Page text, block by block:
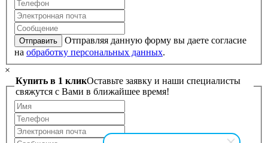
Отправить
Отправляя данную форму вы даете согласие
на обработку персональных данных.
×
Купить в 1 кликОставьте заявку и наши специалисты
свяжутся с Вами в ближайшее время!